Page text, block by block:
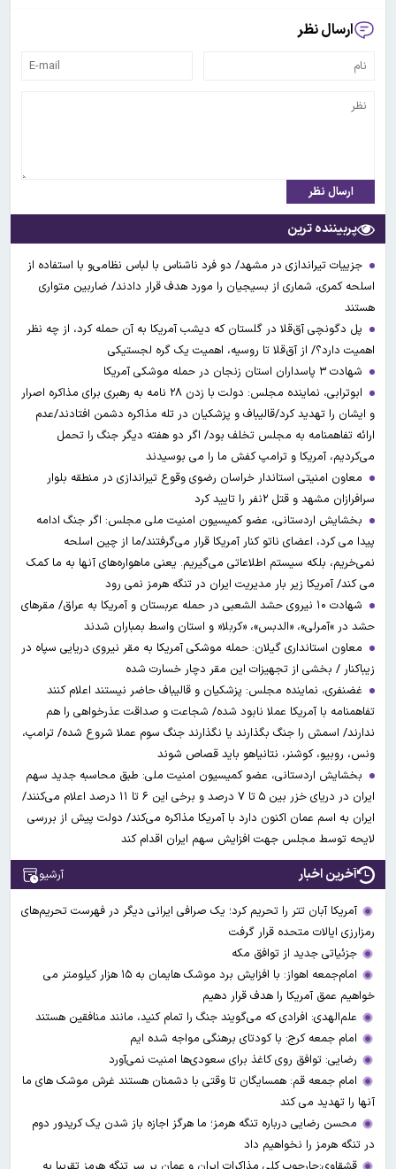
ارسال نظر
ارسال نظر
پربیننده ترین
جزییات تیراندازی در مشهد/ دو فرد ناشناس با لباس نظامی‌و با استفاده از
اسلحه کمری، شماری از بسیجیان را مورد هدف قرار دادند/ ضاربین متواری
هستند
پل دگونچی آق‌قلا در گلستان که دیشب آمریکا به آن حمله کرد، از چه نظر
اهمیت دارد؟/ از آق‌قلا تا روسیه، اهمیت یک گره لجستیکی
شهادت ۳ ‌پاسداران استان زنجان در حمله موشکی آمریکا
ابوترابی، نماینده مجلس: دولت با زدن ۲۸ نامه به رهبری برای مذاکره اصرار
و ایشان را تهدید کرد/قالیباف و پزشکیان در تله مذاکره دشمن افتادند/عدم
ارائه تفاهمنامه به مجلس تخلف بود/ اگر دو هفته دیگر جنگ را تحمل
می‌کردیم، آمریکا و ترامپ کفش ما را می بوسیدند
معاون امنیتی استاندار خراسان رضوی وقوع تیراندازی در منطقه بلوار
سرافرازان مشهد و قتل ۲نفر را تایید کرد
بخشایش اردستانی، عضو کمیسیون امنیت ملی مجلس: اگر جنگ ادامه
پیدا می کرد، اعضای ناتو کنار آمریکا قرار می‌گرفتند/ما از چین اسلحه
نمی‌خریم، بلکه سیستم اطلاعاتی می‌گیریم. یعنی ماهواره‌های آنها به ما کمک
می کند/ آمریکا زیر بار مدیریت ایران در تنگه هرمز نمی رود
شهادت ۱۰ نیروی حشد الشعبی در حمله عربستان و آمریکا به عراق/ مقرهای
حشد در »آمرلی»، «الدبس»، «کربلا« و استان واسط بمباران شدند
معاون استانداری گیلان: حمله موشکی آمریکا به مقر نیروی دریایی سپاه در
زیباکنار / بخشی از تجهیزات این مقر دچار خسارت شده
غضنفری، نماینده مجلس: پزشکیان و قالیباف حاضر نیستند اعلام کنند
تفاهمنامه با آمریکا عملا نابود شده/ شجاعت و صداقت عذرخواهی را هم
ندارند/ اسمش را جنگ بگذارند یا نگذارند جنگ سوم عملا شروع شده/ ترامپ،
ونس، روبیو، کوشنر، نتانیاهو باید قصاص شوند
بخشایش اردستانی، عضو کمیسیون امنیت ملی: طبق محاسبه جدید سهم
ایران در دریای خزر بین ۵ تا ۷ درصد و برخی این ۶ تا ۱۱ درصد اعلام می‌کنند/
ایران به اسم عمان اکنون دارد با آمریکا مذاکره می‌کند/ دولت پیش از بررسی
لایحه توسط مجلس جهت افزایش سهم ایران اقدام کند
آخرین اخبار آرشیو
آمریکا آبان تتر را تحریم کرد؛ یک صرافی ایرانی دیگر در فهرست تحریم‌های
رمزارزی ایالات متحده قرار گرفت
جزئیاتی جدید از توافق مکه
امام‌جمعه اهواز: با افزایش برد موشک هایمان به ۱۵ هزار کیلومتر می
خواهیم عمق آمریکا را هدف قرار دهیم
علم‌الهدی: افرادی که می‌گویند جنگ را تمام کنید، مانند منافقین هستند
امام جمعه کرج: با کودتای برهنگی مواجه شده ایم
رضایی: توافق روی کاغذ برای سعودی‌ها امنیت نمی‌آورد
امام جمعه قم: همسایگان تا وقتی با دشمنان هستند غرش موشک های ما
آنها را تهدید می کند
محسن رضایی درباره تنگه هرمز؛ ما هرگز اجازه باز شدن یک کریدور دوم
در تنگه هرمز را نخواهیم داد